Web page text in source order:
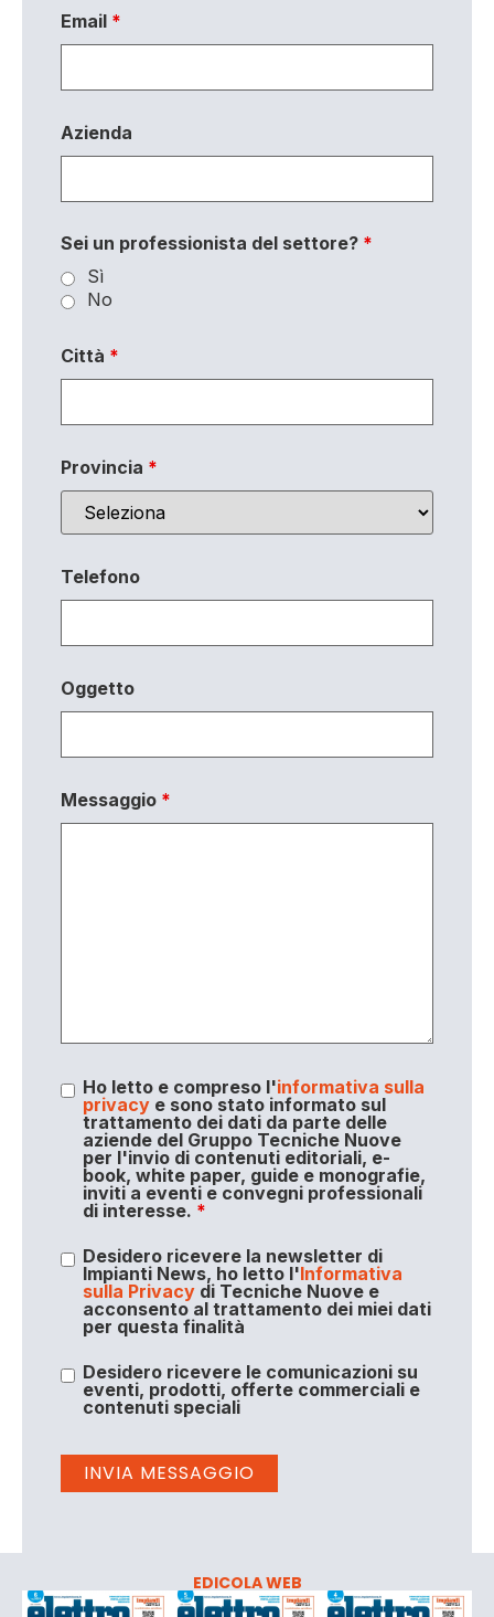
Email *
Azienda
Sei un professionista del settore? *
Sì
No
Città *
Provincia *
Telefono
Oggetto
Messaggio *
Ho letto e compreso l'informativa sulla
privacye sono stato informato sul
trattamento dei dati da parte delle
aziende del Gruppo Tecniche Nuove
per l'invio di contenuti editoriali, e-
book, white paper, guide e monografie,
inviti a eventi e convegni professionali
di interesse. *
Desidero ricevere la newsletter di
Impianti News, ho letto l'Informativa
sulla Privacydi Tecniche Nuove e
acconsento al trattamento dei miei dati
per questa finalità
Desidero ricevere le comunicazioni su
eventi, prodotti, offerte commerciali e
contenuti speciali
EDICOLA WEB